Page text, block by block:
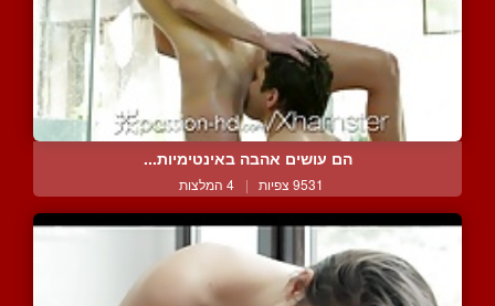
הם עושים אהבה באינטימיות...
9531 צפיות | 4 המלצות